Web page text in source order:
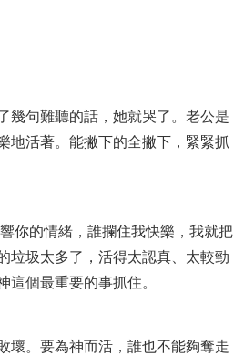
幾句難聽的話，她就哭了。老公是
地活著。能撇下的全撇下，緊緊抓
你的情緒，誰攔住我快樂，我就把
垃圾太多了，活得太認真、太較勁
個最重要的事抓住。
壞。要為神而活，誰也不能夠奪走